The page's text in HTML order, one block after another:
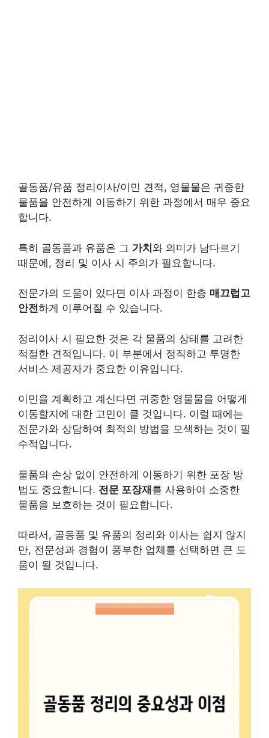
골동품/유품 정리이사/이민 견적, 영물물은 귀중한
물품을 안전하게 이동하기 위한 과정에서 매우 중요
합니다.
특히 골동품과 유품은 그 가치와 의미가 남다르기
때문에, 정리 및 이사 시 주의가 필요합니다.
전문가의 도움이 있다면 이사 과정이 한층 매끄럽고
안전하게 이루어질 수 있습니다.
정리이사 시 필요한 것은 각 물품의 상태를 고려한
적절한 견적입니다. 이 부분에서 정직하고 투명한
서비스 제공자가 중요한 이유입니다.
이민을 계획하고 계신다면 귀중한 영물물을 어떻게
이동할지에 대한 고민이 클 것입니다. 이럴 때에는
전문가와 상담하여 최적의 방법을 모색하는 것이 필
수적입니다.
물품의 손상 없이 안전하게 이동하기 위한 포장 방
법도 중요합니다. 전문 포장재를 사용하여 소중한
물품을 보호하는 것이 필요합니다.
따라서, 골동품 및 유품의 정리와 이사는 쉽지 않지
만, 전문성과 경험이 풍부한 업체를 선택하면 큰 도
움이 될 것입니다.